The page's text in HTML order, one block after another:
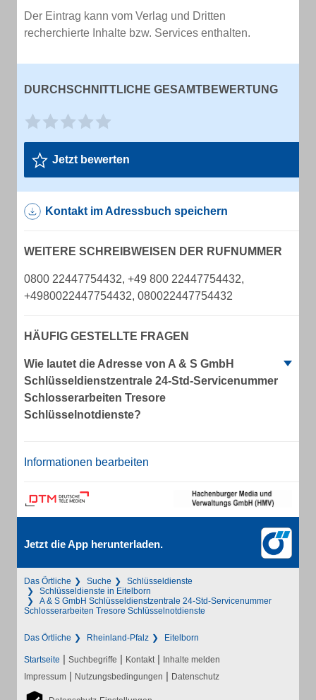
Der Eintrag kann vom Verlag und Dritten
recherchierte Inhalte bzw. Services enthalten.
DURCHSCHNITTLICHE GESAMTBEWERTUNG
Jetzt bewerten
Kontakt im Adressbuch speichern
WEITERE SCHREIBWEISEN DER RUFNUMMER
0800 22447754432, +49 800 22447754432,
+4980022447754432, 080022447754432
HÄUFIG GESTELLTE FRAGEN
Wie lautet die Adresse von A & S GmbH
Schlüsseldienstzentrale 24-Std-Servicenummer
Schlosserarbeiten Tresore
Schlüsselnotdienste?
Informationen bearbeiten
Jetzt die App herunterladen.
Das Örtliche Suche
Schlüsseldienste
Schlüsseldienste in Eitelborn
A & S GmbH Schlüsseldienstzentrale 24-Std-Servicenummer
Schlosserarbeiten Tresore Schlüsselnotdienste
Das Örtliche Rheinland-Pfalz Eitelborn
Startseite | Suchbegriffe | Kontakt | Inhalte melden
Impressum | Nutzungsbedingungen | Datenschutz